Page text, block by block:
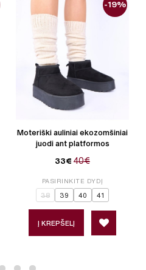
Moteriški auliniai ekozomšiniai
juodi ant platformos
33€ 40€
-19%
PASIRINKITE DYDĮ
38 39 40 41
Į KREPŠELĮ